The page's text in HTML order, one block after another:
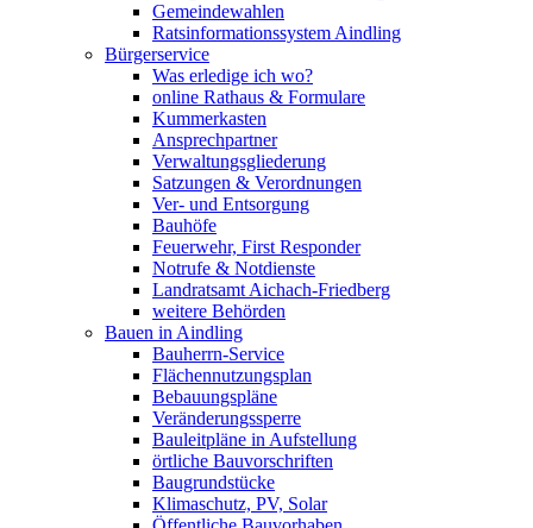
Gemeindewahlen
Ratsinformationssystem Aindling
Bürgerservice
Was erledige ich wo?
online Rathaus & Formulare
Kummerkasten
Ansprechpartner
Verwaltungsgliederung
Satzungen & Verordnungen
Ver- und Entsorgung
Bauhöfe
Feuerwehr, First Responder
Notrufe & Notdienste
Landratsamt Aichach-Friedberg
weitere Behörden
Bauen in Aindling
Bauherrn-Service
Flächennutzungsplan
Bebauungspläne
Veränderungssperre
Bauleitpläne in Aufstellung
örtliche Bauvorschriften
Baugrundstücke
Klimaschutz, PV, Solar